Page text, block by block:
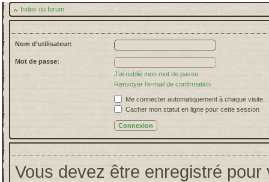
Index du forum
Nom d’utilisateur:
Mot de passe:
J’ai oublié mon mot de passe
Renvoyer l’e-mail de confirmation
Me connecter automatiquement à chaque visite
Cacher mon statut en ligne pour cette session
Vous devez être enregistré pour